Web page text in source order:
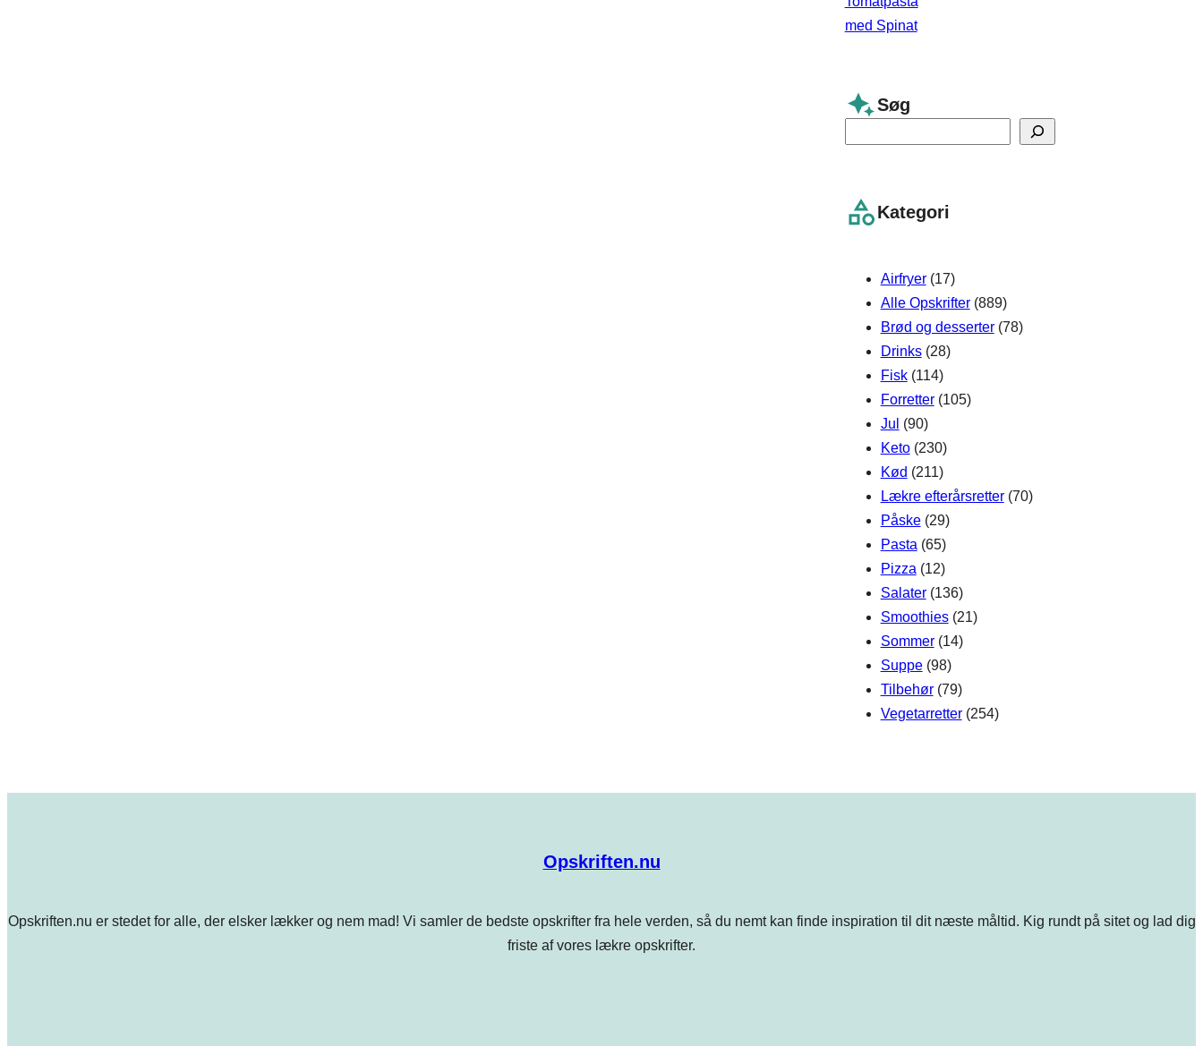
Søg
c
Kategori
Airfryer(17)
Alle Opskrifter(889)
Brød og desserter(78)
Drinks(28)
Fisk(114)
Forretter(105)
Jul (90)
Keto(230)
Kød (211)
Lækre efterårsretter(70)
Påske(29)
Pasta (65)
Pizza (12)
Salater(136)
Smoothies(21)
Sommer(14)
Suppe(98)
Tilbehør(79)
Vegetarretter(254)
Opskriften.nu
Opskriften.nu er stedet for alle, der elsker lækker og nem mad! Vi samler de bedste opskrifter fra hele verden, så du nemt kan finde inspiration til dit næste måltid. Kig rundt på sitet og lad dig
friste af vores lækre opskrifter.